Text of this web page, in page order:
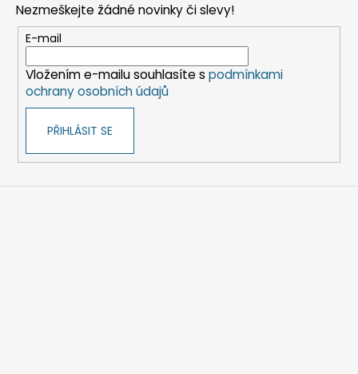
Nezmeškejte žádné novinky či slevy!
E-mail
Vložením e-mailu souhlasíte s podmínkami
ochrany osobních údajů
PŘIHLÁSIT SE